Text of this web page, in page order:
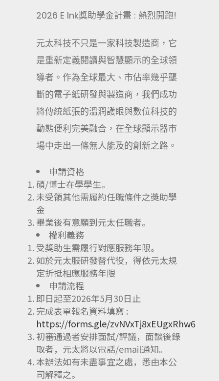
2026 E Ink獎助學金計畫 : 熱烈開跑!
元太科技不只是一家科技製造商，它
是重新定義閱讀與智慧顯示的全球領
導者。作為全球最大、市佔率幾乎壟
斷的電子紙研發與製造商，我們成功
將傳統紙張的溫潤護眼與數位科技的
動態便利完美融合，在全球顯示器市
場中走出一條無人能及的創新之路。
申請資格
碩/博士在學學生。
未受領其他需履約任職條件之獎助學
金
畢業後有意願到元太任職者。
權利義務
受獎助生需履行對應服務年限。
如於元太服研發替代役，得依元太規
定折抵相應服務年限
申請流程
即日起至2026年5月30日止
完成表單報名資料填寫 :
https://forms.gle/zvNVxTj8xEUgxRhw6
初審通過者安排面試/評議，面談後錄
取者，元太將以電話/email通知。
本辦法如有未盡事宜之處，悉由本公
司解釋之。